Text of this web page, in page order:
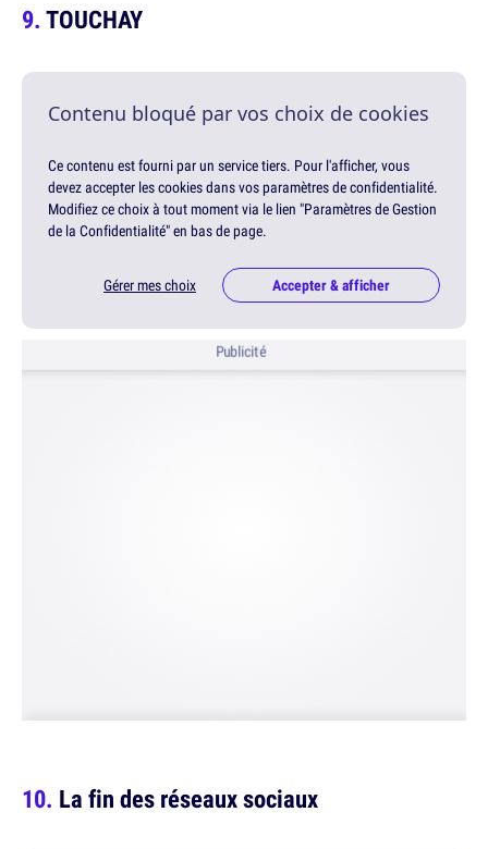
TOUCHAY
Contenu bloqué par vos choix de cookies
Ce contenu est fourni par un service tiers. Pour l'afficher, vous
devez accepter les cookies dans vos paramètres de confidentialité.
Modifiez ce choix à tout moment via le lien "Paramètres de Gestion
de la Confidentialité" en bas de page.
Gérer mes choix Accepter & afficher
Publicité
La fin des réseaux sociaux